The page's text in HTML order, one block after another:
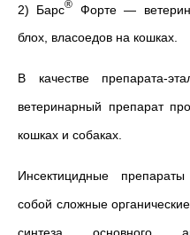
2) Барс® Форте—
блох, власоедов на кошках.
В качестве препарата-
ветеринарный препарат
кошках и собаках.
Инсектицидные
собой сложные